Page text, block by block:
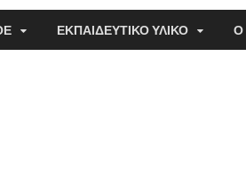
Α΄
ΕΚΠΑΙΔΕΥΤΙΚΌ ΥΛΙΚΌ Ο